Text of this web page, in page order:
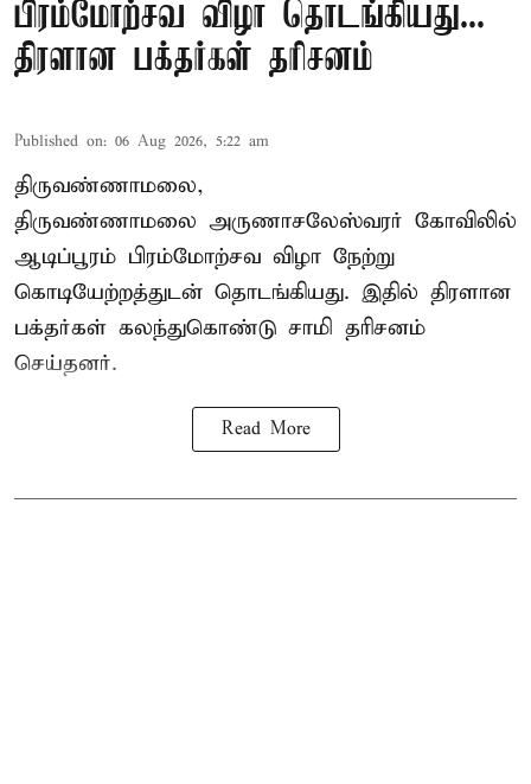
பிரம்மோற்சவ விழா தொடங்கியது...
திரளான பக்தர்கள் தரிசனம்
Published on: 06 Aug 2026, 5:22 am
திருவண்ணாமலை,
திருவண்ணாமலை அருணாசலேஸ்வரர் கோவிலில்
ஆடிப்பூரம் பிரம்மோற்சவ விழா நேற்று
கொடியேற்றத்துடன் தொடங்கியது. இதில் திரளான
பக்தர்கள் கலந்துகொண்டு சாமி தரிசனம்
செய்தனர்.
Read More